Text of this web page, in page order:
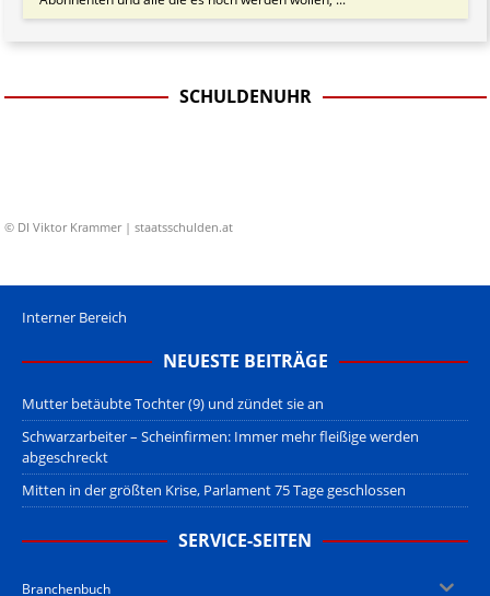
SCHULDENUHR
© DI Viktor Krammer | staatsschulden.at
Interner Bereich
NEUESTE BEITRÄGE
Mutter betäubte Tochter (9) und zündet sie an
Schwarzarbeiter – Scheinfirmen: Immer mehr fleißige werden
abgeschreckt
Mitten in der größten Krise, Parlament 75 Tage geschlossen
SERVICE-SEITEN
Branchenbuch